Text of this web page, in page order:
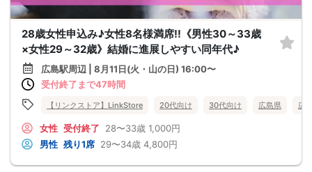
28歳女性申込み♪女性8名様満席!!《男性30～33歳
×女性29～32歳》結婚に進展しやすい同年代♪
広島駅周辺 | 8月11日(火・山の日) 16:00〜
受付終了まで47時間
【リンクストア】LinkStore 20代向け 30代向け 広島県 広
女性 受付終了 28〜33歳 1,000円
男性 残り1席 29〜34歳 4,800円